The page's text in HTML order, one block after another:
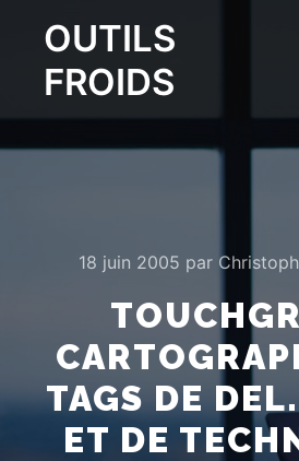
OUTILS
FROIDS
18 juin 2005 par
TAGS DE
ET DE